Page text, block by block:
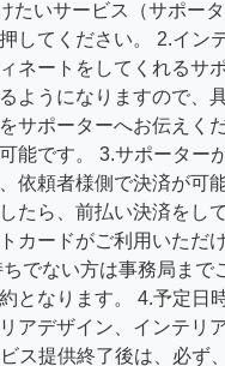
たいサービス（サポー
してください。 2.イン
ネートをしてくれるサ
ようになりますので、
サポーターへお伝えく
能です。 3.サポーターが
依頼者様側で決済が可
たら、前払い決済をし
カードがご利用いただ
でない方は事務局まで
となります。 4.予定日
アデザイン、インテリ
ス提供終了後は、必ず